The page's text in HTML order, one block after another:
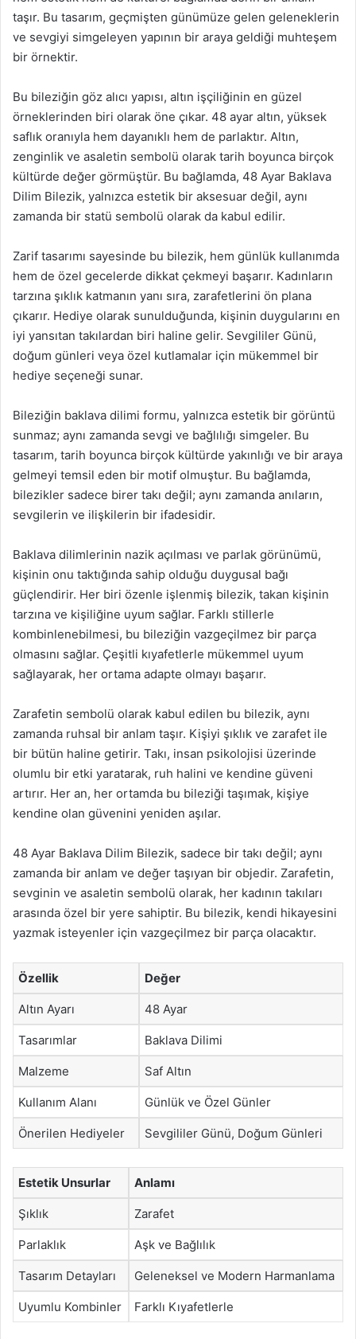
taşır. Bu tasarım, geçmişten günümüze gelen geleneklerin
ve sevgiyi simgeleyen yapının bir araya geldiği muhteşem
bir örnektir.
Bu bileziğin göz alıcı yapısı, altın işçiliğinin en güzel
örneklerinden biri olarak öne çıkar. 48 ayar altın, yüksek
saflık oranıyla hem dayanıklı hem de parlaktır. Altın,
zenginlik ve asaletin sembolü olarak tarih boyunca birçok
kültürde değer görmüştür. Bu bağlamda, 48 Ayar Baklava
Dilim Bilezik, yalnızca estetik bir aksesuar değil, aynı
zamanda bir statü sembolü olarak da kabul edilir.
Zarif tasarımı sayesinde bu bilezik, hem günlük kullanımda
hem de özel gecelerde dikkat çekmeyi başarır. Kadınların
tarzına şıklık katmanın yanı sıra, zarafetlerini ön plana
çıkarır. Hediye olarak sunulduğunda, kişinin duygularını en
iyi yansıtan takılardan biri haline gelir. Sevgililer Günü,
doğum günleri veya özel kutlamalar için mükemmel bir
hediye seçeneği sunar.
Bileziğin baklava dilimi formu, yalnızca estetik bir görüntü
sunmaz; aynı zamanda sevgi ve bağlılığı simgeler. Bu
tasarım, tarih boyunca birçok kültürde yakınlığı ve bir araya
gelmeyi temsil eden bir motif olmuştur. Bu bağlamda,
bilezikler sadece birer takı değil; aynı zamanda anıların,
sevgilerin ve ilişkilerin bir ifadesidir.
Baklava dilimlerinin nazik açılması ve parlak görünümü,
kişinin onu taktığında sahip olduğu duygusal bağı
güçlendirir. Her biri özenle işlenmiş bilezik, takan kişinin
tarzına ve kişiliğine uyum sağlar. Farklı stillerle
kombinlenebilmesi, bu bileziğin vazgeçilmez bir parça
olmasını sağlar. Çeşitli kıyafetlerle mükemmel uyum
sağlayarak, her ortama adapte olmayı başarır.
Zarafetin sembolü olarak kabul edilen bu bilezik, aynı
zamanda ruhsal bir anlam taşır. Kişiyi şıklık ve zarafet ile
bir bütün haline getirir. Takı, insan psikolojisi üzerinde
olumlu bir etki yaratarak, ruh halini ve kendine güveni
artırır. Her an, her ortamda bu bileziği taşımak, kişiye
kendine olan güvenini yeniden aşılar.
48 Ayar Baklava Dilim Bilezik, sadece bir takı değil; aynı
zamanda bir anlam ve değer taşıyan bir objedir. Zarafetin,
sevginin ve asaletin sembolü olarak, her kadının takıları
arasında özel bir yere sahiptir. Bu bilezik, kendi hikayesini
yazmak isteyenler için vazgeçilmez bir parça olacaktır.
Özellik Değer
Altın Ayarı 48 Ayar
Tasarımlar Baklava Dilimi
Malzeme Saf Altın
Kullanım Alanı Günlük ve Özel Günler
Önerilen Hediyeler Sevgililer Günü, Doğum Günleri
Estetik Unsurlar Anlamı
Şıklık Zarafet
Parlaklık Aşk ve Bağlılık
Tasarım Detayları Geleneksel ve Modern Harmanlama
Uyumlu Kombinler Farklı Kıyafetlerle